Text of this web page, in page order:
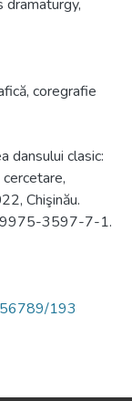
dramaturgy,
, coregrafie
dansului clasic:
Chişinău.
9975-3597-7-1.
193